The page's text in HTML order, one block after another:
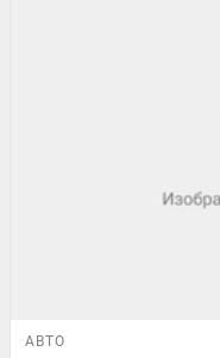
АВТО